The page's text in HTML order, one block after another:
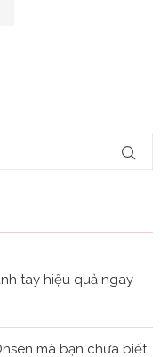
tay hiệu quả ngay
mà bạn chưa biết